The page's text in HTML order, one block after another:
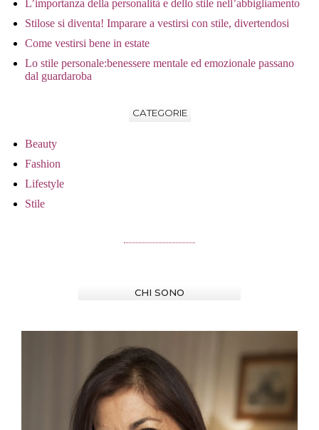
L’importanza della personalità e dello stile nell’abbigliamento
Stilose si diventa! Imparare a vestirsi con stile, divertendosi
Come vestirsi bene in estate
Lo stile personale:benessere mentale ed emozionale passano
dal guardaroba
CATEGORIE
Beauty
Fashion
Lifestyle
Stile
CHI SONO